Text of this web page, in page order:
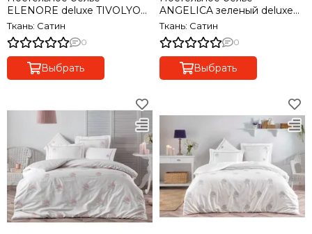
ELENORE deluxe TIVOLYO
HOME Турция
Ткань: Сатин
0
Выбрать
ANGELICA зеленый deluxe
TIVOLYO HOME Турция
Ткань: Сатин
0
Выбрать